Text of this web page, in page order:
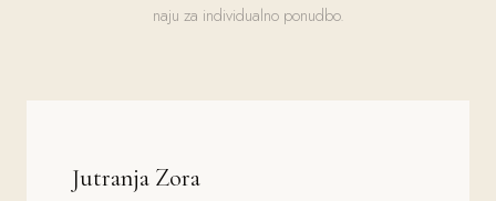
naju za individualno ponudbo.
Jutranja Zora